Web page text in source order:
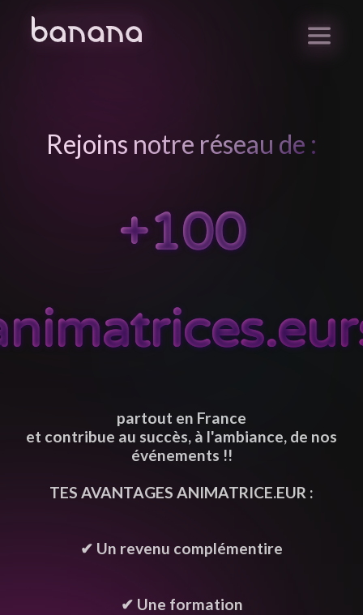
Rejoins notre réseau de :
+100
partout en France
et contribue au succès, à l'ambiance, de nos
événements !!
TES AVANTAGES ANIMATRICE.EUR :
✔ Un revenu complémentire
✔ Une formation